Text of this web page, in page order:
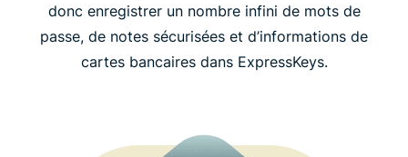
donc enregistrer un nombre infini de mots de
passe, de notes sécurisées et d’informations de
cartes bancaires dans ExpressKeys.